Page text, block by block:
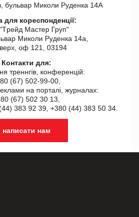
бульвар Миколи Руденка 14А
для кореспонденції:
Мастер Груп"
Миколи Руденка 14а,
оф 121, 03194
Контакти для:
треннгів, конференцій:
(67) 502-99-00,
на порталі, журналах:
(67) 502 30 13,
383 92 39, +380 (44) 383 50 34.
написати нам